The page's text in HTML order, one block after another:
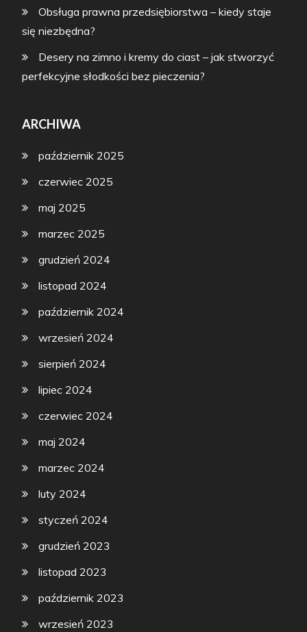
Obsługa prawna przedsiębiorstwa – kiedy staje
się niezbędna?
Desery na zimno i kremy do ciast – jak stworzyć
perfekcyjne słodkości bez pieczenia?
ARCHIWA
październik 2025
czerwiec 2025
maj 2025
marzec 2025
grudzień 2024
listopad 2024
październik 2024
wrzesień 2024
sierpień 2024
lipiec 2024
czerwiec 2024
maj 2024
marzec 2024
luty 2024
styczeń 2024
grudzień 2023
listopad 2023
październik 2023
wrzesień 2023